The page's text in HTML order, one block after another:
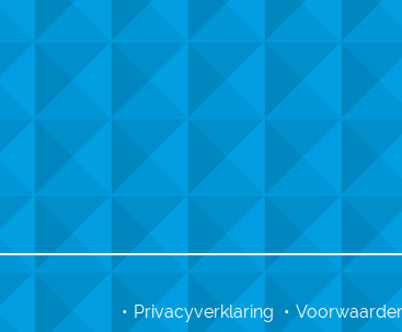
Privacyverklaring